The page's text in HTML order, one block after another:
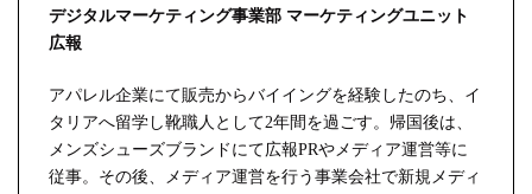
デジタルマーケティング事業部 マーケティングユニット
広報
アパレル企業にて販売からバイイングを経験したのち、イ
タリアへ留学し靴職人として2年間を過ごす。帰国後は、
メンズシューズブランドにて広報PRやメディア運営等に
従事。その後、メディア運営を行う事業会社で新規メディ